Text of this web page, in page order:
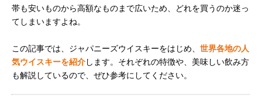
帯も安いものから高額なものまで広いため、どれを買うのか迷っ
てしまいますよね。
この記事では、ジャパニーズウイスキーをはじめ、 世界各地の人
気ウイスキーを紹介します。それぞれの特徴や、美味しい飲み方
も解説しているので、ぜひ参考にしてください。